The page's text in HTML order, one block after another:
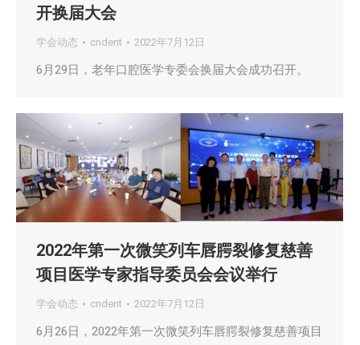
开换届大会
学会动态 cndent 2022年7月12日
6月29日，老年口腔医学专委会换届大会成功召开。
2022年第一次微笑列车唇腭裂修复慈善
项目医学专家指导委员会会议举行
学会动态 cndent 2022年7月12日
6月26日，2022年第一次微笑列车唇腭裂修复慈善项目